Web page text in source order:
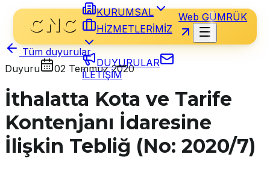
KURUMSAL
HİZMETLERİMİZ
DUYURULAR
İLETİŞİM
Web GÜMRÜK
Tüm duyurular
Duyuru
02 Temmuz 2020
İthalatta Kota ve Tarife
Kontenjanı İdaresine
İlişkin Tebliğ (No: 2020/7)